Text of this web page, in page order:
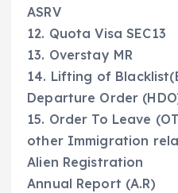
ASRV
12. Quota Visa SEC13
13. Overstay MR
14. Lifting of
Departure Order
15. Order To Leave
other Immigration
Alien Registration
Annual Report (A.R)